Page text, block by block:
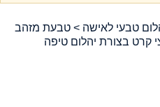
טבעי לאישה > טבעת מזהב
קרט בצורת יהלום טיפה